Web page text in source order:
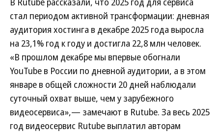
стал периодом активной трансформации: дневная
аудитория хостинга в декабре 2025 года выросла
на 23,1% год к году и достигла 22,8 млн человек.
«В прошлом декабре мы впервые обогнали
YouTube в России по дневной аудитории, а в этом
январе в общей сложности 20 дней наблюдали
суточный охват выше, чем у зарубежного
видеосервиса»,— замечают в Rutube. За весь 2025
год видеосервис Rutube выплатил авторам